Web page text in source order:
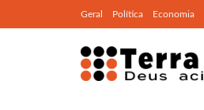
Geral Política Economia